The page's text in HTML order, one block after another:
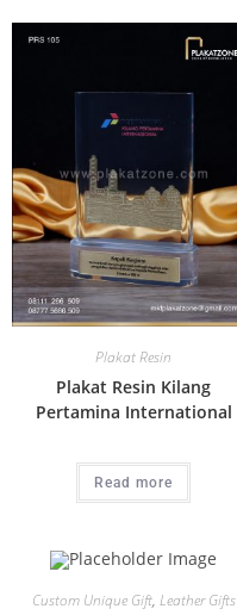
Plakat Resin
Plakat Resin Kilang
Pertamina International
Read more
Custom Unique Gift, Leather Gifts